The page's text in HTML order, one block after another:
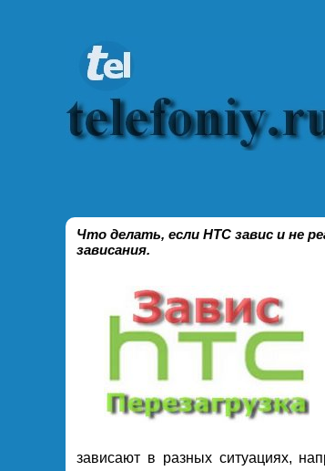
Что делать, если HTC завис и не
зависания.
зависают в разных ситуациях,